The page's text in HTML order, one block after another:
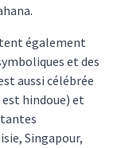
également
et des
aussi célébrée
hindoue) et
Singapour,